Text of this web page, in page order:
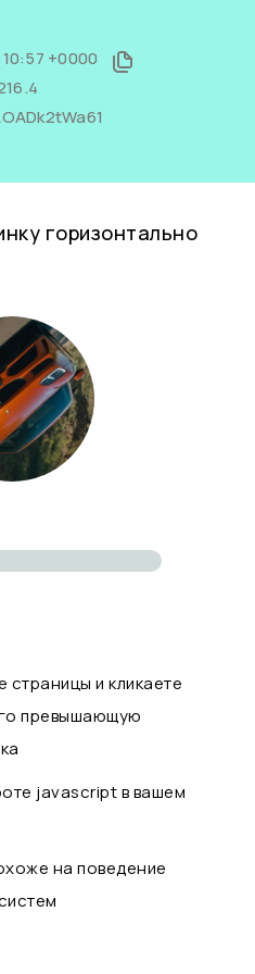
+0000
горизонтально
страницы и кликаете
превышающую
javascript в вашем
на поведение